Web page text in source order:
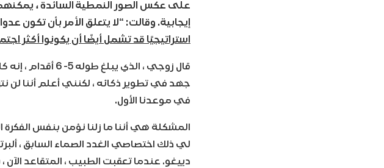
على عكس الصور النمطية السائدة ،
إيجابية. وقالت: “لا يتعلق الأمر بأن تكون
استراتيجيًا قد تشمل أيضًا أن يكونوا أكثر
قال زوجي ، الذي
جهد في تطوير ذكائه ، لكنني أعلم أننا لن
في موعدنا الأول.
المشكلة هي أننا ما زلنا نؤمن بنفس
لي ذلك اختصاصي الغدد الصماء السابق ،
دييغو. عندما تعقبت الطبيب ، المتقاعد الآن